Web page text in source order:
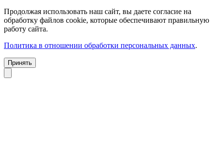
Продолжая использовать наш сайт, вы даете согласие на
обработку файлов cookie, которые обеспечивают правильную
работу сайта.
Политика в отношении обработки персональных данных.
Принять